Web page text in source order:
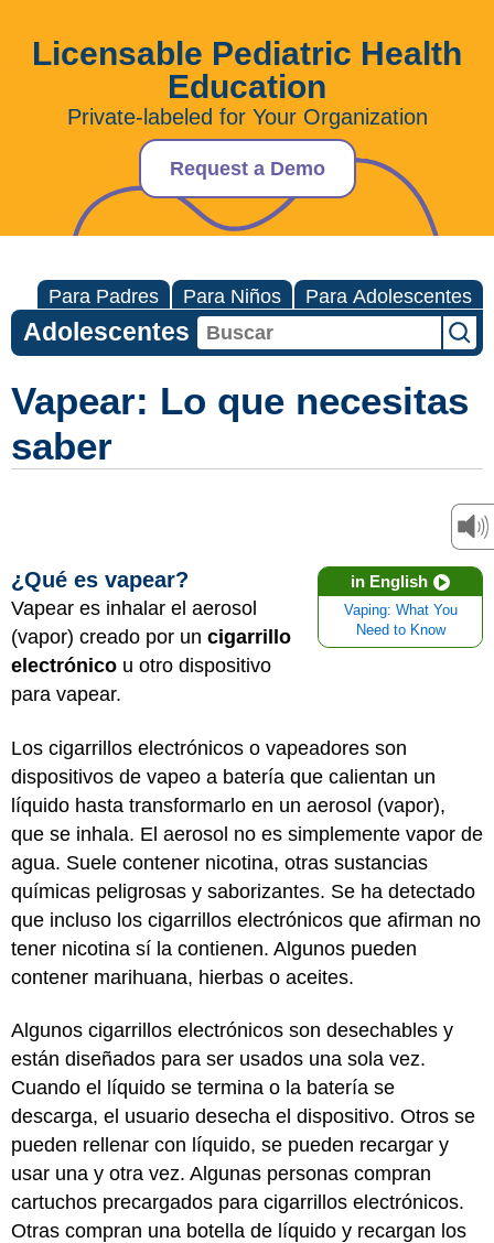
Licensable Pediatric Health
Education
Private-labeled for Your Organization
Request a Demo
Para Padres Para Niños Para Adolescentes
Adolescentes
Vapear: Lo que necesitas
saber
in English
Vaping: What You
Need to Know
¿Qué es vapear?
Vapear es inhalar el aerosol
(vapor) creado por un cigarrillo
electrónico u otro dispositivo
para vapear.
Los cigarrillos electrónicos o vapeadores son
dispositivos de vapeo a batería que calientan un
líquido hasta transformarlo en un aerosol (vapor),
que se inhala. El aerosol no es simplemente vapor de
agua. Suele contener nicotina, otras sustancias
químicas peligrosas y saborizantes. Se ha detectado
que incluso los cigarrillos electrónicos que afirman no
tener nicotina sí la contienen. Algunos pueden
contener marihuana, hierbas o aceites.
Algunos cigarrillos electrónicos son desechables y
están diseñados para ser usados una sola vez.
Cuando el líquido se termina o la batería se
descarga, el usuario desecha el dispositivo. Otros se
pueden rellenar con líquido, se pueden recargar y
usar una y otra vez. Algunas personas compran
cartuchos precargados para cigarrillos electrónicos.
Otras compran una botella de líquido y recargan los